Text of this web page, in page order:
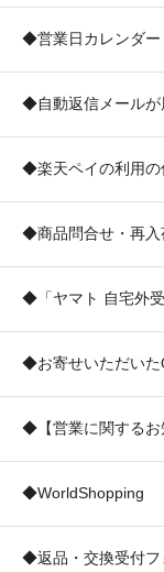
◆営業日カレンダー
◆自動返信メールが
◆楽天ペイの利用の
◆商品問合せ・再入
◆「ヤマト 自宅外
◆お寄せいただいた
◆【営業に関するお
◆WorldShopping
◆返品・交換受付フ